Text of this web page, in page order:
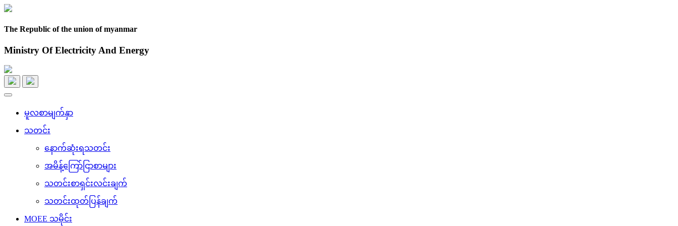
The Republic of the union of myanmar
Ministry Of Electricity And Energy
Toggle
မူလစာမျက်နှာ
သတင်း
နောက်ဆုံးရသတင်း
အမိန့်ကြော်ငြာစာများ
သတင်းစာရှင်းလင်းချက်
သတင်းထုတ်ပြန်ချက်
MOEE သမိုင်း